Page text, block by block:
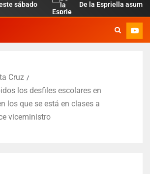
De la Espriella asume en
Cruz
los desfiles escolares en
los que se está en clases a
viceministro